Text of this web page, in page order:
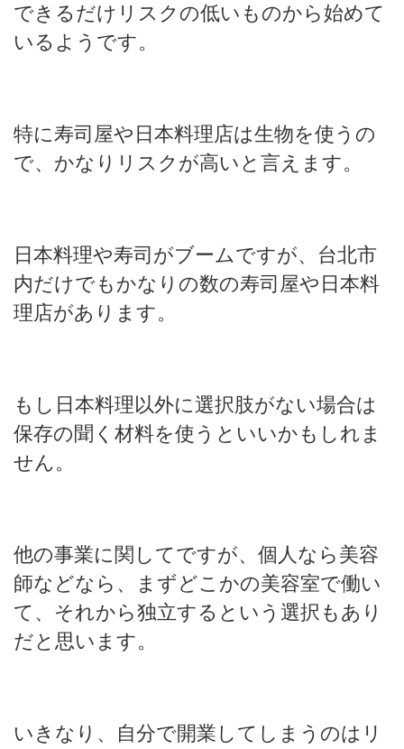
できるだけリスクの低いものから始めて
いるようです。
特に寿司屋や日本料理店は生物を使うの
で、かなりリスクが高いと言えます。
日本料理や寿司がブームですが、台北市
内だけでもかなりの数の寿司屋や日本料
理店があります。
もし日本料理以外に選択肢がない場合は
保存の聞く材料を使うといいかもしれま
せん。
他の事業に関してですが、個人なら美容
師などなら、まずどこかの美容室で働い
て、それから独立するという選択もあり
だと思います。
いきなり、自分で開業してしまうのはリ